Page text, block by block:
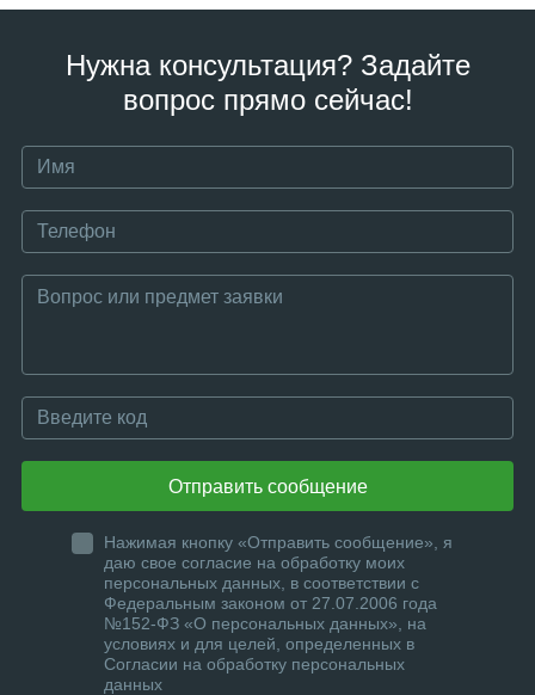
Нужна консультация? Задайте
вопрос прямо сейчас!
Отправить сообщение
Нажимая кнопку «Отправить сообщение», я
даю свое согласие на обработку моих
персональных данных, в соответствии с
Федеральным законом от 27.07.2006 года
№152-ФЗ «О персональных данных», на
условиях и для целей, определенных в
Согласии на обработку персональных
данных